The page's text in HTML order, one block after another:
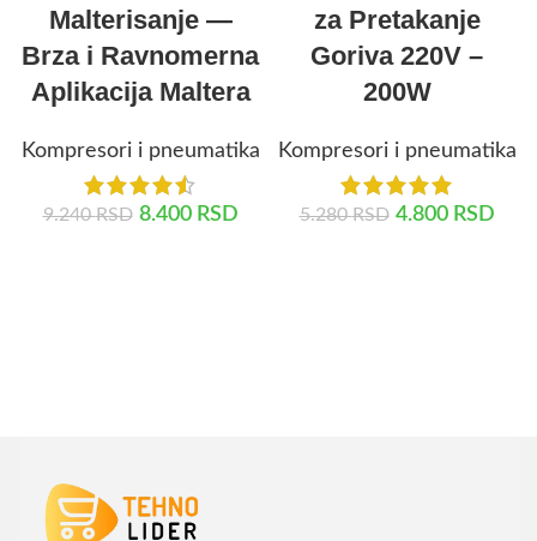
Malterisanje —
Brza i Ravnomerna
Aplikacija Maltera
Kompresori i pneumatika
9.240RSD 8.400 RSD
za Pretakanje
Goriva 220V –
200W
Kompresori i pneumatika
5.280RSD 4.800 RSD